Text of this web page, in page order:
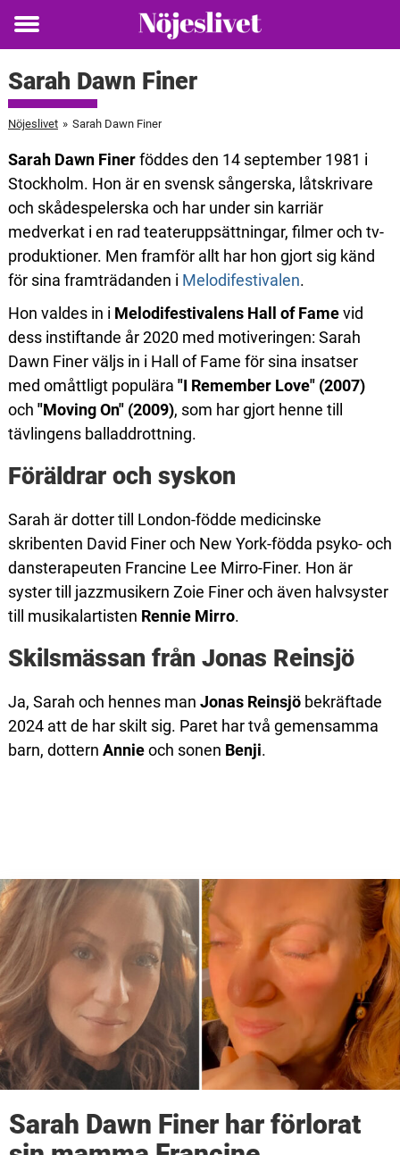
Toggle
Sarah Dawn Finer
Nöjeslivet » Sarah Dawn Finer
Sarah Dawn Finerföddes den 14 september 1981 i
Stockholm. Hon är en svensk sångerska, låtskrivare
och skådespelerska och har under sin karriär
medverkat i en rad teateruppsättningar, filmer och tv-
produktioner. Men framför allt har hon gjort sig känd
för sina framträdanden i Melodifestivalen.
Hon valdes in i Melodifestivalens Hall of Famevid
dess instiftande år 2020 med motiveringen: Sarah
Dawn Finer väljs in i Hall of Fame för sina insatser
med omåttligt populära "I Remember Love" (2007)
och "Moving On" (2009), som har gjort henne till
tävlingens balladdrottning.
Föräldrar och syskon
Sarah är dotter till London-födde medicinske
skribenten David Finer och New York-födda psyko- och
dansterapeuten Francine Lee Mirro-Finer. Hon är
syster till jazzmusikern Zoie Finer och även halvsyster
till musikalartisten Rennie Mirro.
Skilsmässan från Jonas Reinsjö
Ja, Sarah och hennes man Jonas Reinsjöbekräftade
2024 att de har skilt sig. Paret har två gemensamma
barn, dottern Annieoch sonen Benji.
Sarah Dawn Finer har förlorat